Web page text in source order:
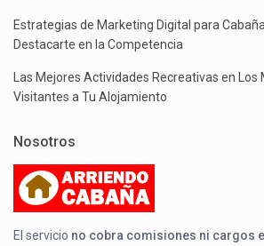
Estrategias de Marketing Digital para
Destacarte en la Competencia
Las Mejores Actividades Recreativas en Los
Visitantes a Tu Alojamiento
Nosotros
El servicio no cobra comisiones ni cargos